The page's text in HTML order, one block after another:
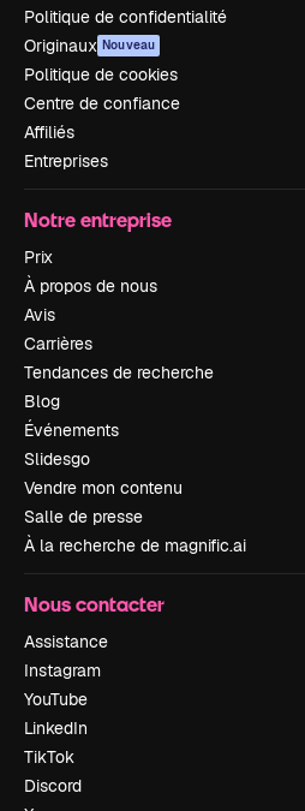
Politique de confidentialité
Originaux Nouveau
Politique de cookies
Centre de confiance
Affiliés
Entreprises
Notre entreprise
Prix
À propos de nous
Avis
Carrières
Tendances de recherche
Blog
Événements
Slidesgo
Vendre mon contenu
Salle de presse
À la recherche de magnific.ai
Nous contacter
Assistance
Instagram
YouTube
LinkedIn
TikTok
Discord